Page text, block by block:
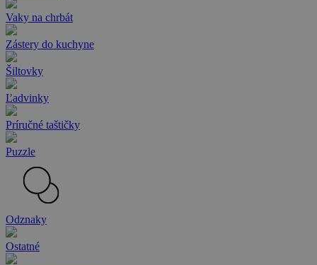
Vaky na chrbát
Zástery do kuchyne
Šiltovky
Ľadvinky
Príručné taštičky
Puzzle
Odznaky
Ostatné